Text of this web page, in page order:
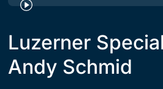
Luzerner
Andy Schmid